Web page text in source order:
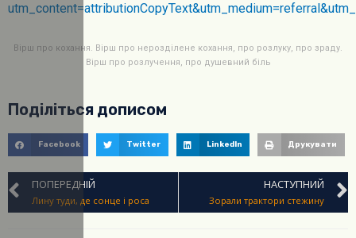
Вірш про кохання. Вірш про нерозділене кохання, про розлуку, про зраду.
Вірш про розлучення, про душевний біль
Поділіться дописом
Facebook Twitter LinkedIn Друкувати
ПОПЕРЕДНІЙ
Лину туди, де сонце і роса
НАСТУПНИЙ
Зорали трактори стежину